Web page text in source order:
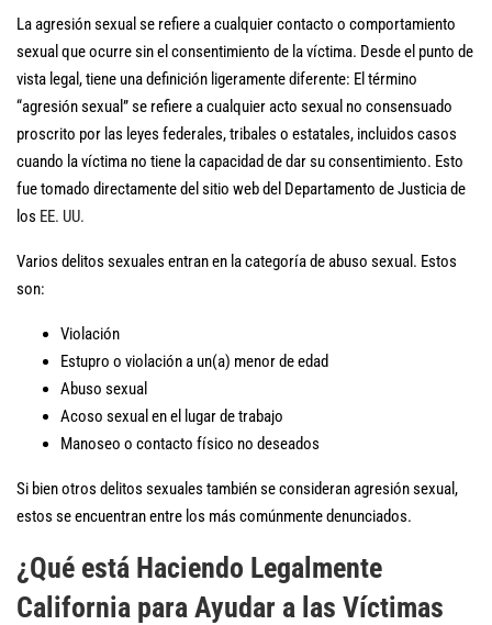
La agresión sexual se refiere a cualquier contacto o comportamiento
sexual que ocurre sin el consentimiento de la víctima. Desde el punto de
vista legal, tiene una definición ligeramente diferente: El término
“agresión sexual” se refiere a cualquier acto sexual no consensuado
proscrito por las leyes federales, tribales o estatales, incluidos casos
cuando la víctima no tiene la capacidad de dar su consentimiento. Esto
fue tomado directamente del sitio web del Departamento de Justicia de
los EE. UU.
Varios delitos sexuales entran en la categoría de abuso sexual. Estos
son:
Violación
Estupro o violación a un(a) menor de edad
Abuso sexual
Acoso sexual en el lugar de trabajo
Manoseo o contacto físico no deseados
Si bien otros delitos sexuales también se consideran agresión sexual,
estos se encuentran entre los más comúnmente denunciados.
¿Qué está Haciendo Legalmente
California para Ayudar a las Víctimas